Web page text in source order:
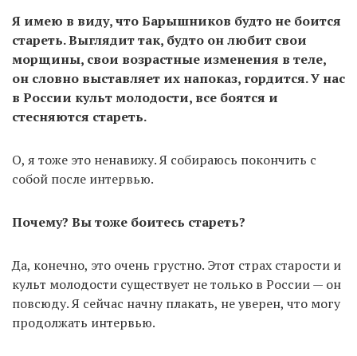
Я имею в виду, что Барышников будто не боится
стареть. Выглядит так, будто он любит свои
морщины, свои возрастные изменения в теле,
он словно выставляет их напоказ, гордится. У нас
в России культ молодости, все боятся и
стесняются стареть.
О, я тоже это ненавижу. Я собираюсь покончить с
собой после интервью.
Почему? Вы тоже боитесь стареть?
Да, конечно, это очень грустно. Этот страх старости и
культ молодости существует не только в России — он
повсюду. Я сейчас начну плакать, не уверен, что могу
продолжать интервью.